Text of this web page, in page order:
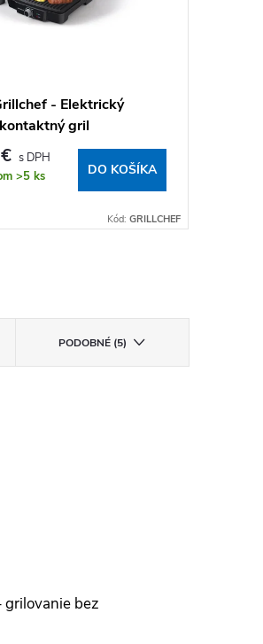
- Elektrický
gril
>5 ks DO KOŠÍKA
Kód: GRILLCHEF
PODOBNÉ (5)
grilovanie bez